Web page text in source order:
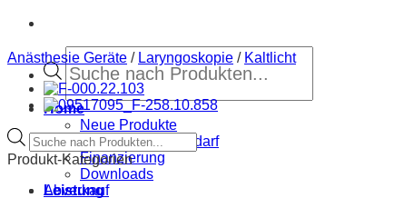
Products
search
Home
Neue Produkte
Sprechstundenbedarf
Finanzierung
Downloads
Leistung
Anästhesie Geräte / Laryngoskopie / Kaltlicht
Products
search
Produkt-Kategorien
Abverkauf